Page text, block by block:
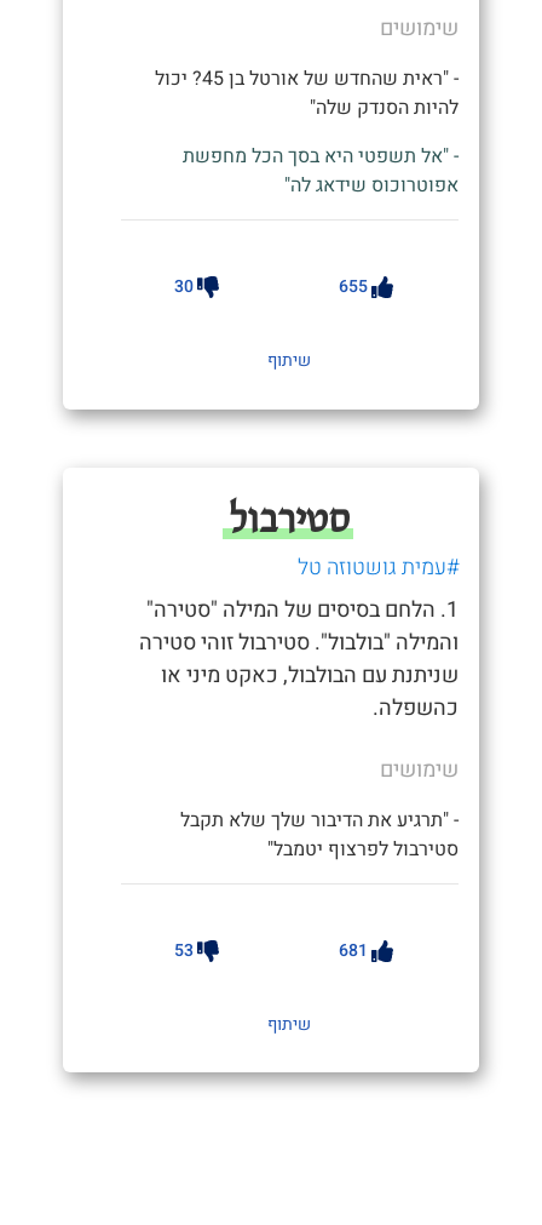
שימושים
- "ראית שהחדש של אורטל בן 45? יכול
להיות הסנדק שלה"
- "אל תשפטי היא בסך הכל מחפשת
אפוטרוכוס שידאג לה"
655
30
שיתוף
סטירבול
#עמית גושטוזה טל
1. הלחם בסיסים של המילה "סטירה"
והמילה "בולבול". סטירבול זוהי סטירה
שניתנת עם הבולבול, כאקט מיני או
כהשפלה.
שימושים
- "תרגיע את הדיבור שלך שלא תקבל
סטירבול לפרצוף יטמבל"
681
53
שיתוף